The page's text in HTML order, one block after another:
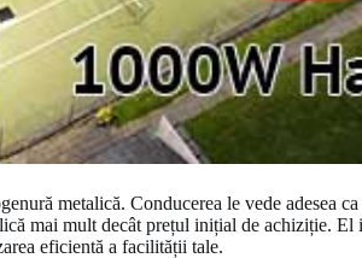
metalică. Conducerea le vede adesea
mai mult decât prețul inițial de achiziție. El
eficientă a facilității tale.